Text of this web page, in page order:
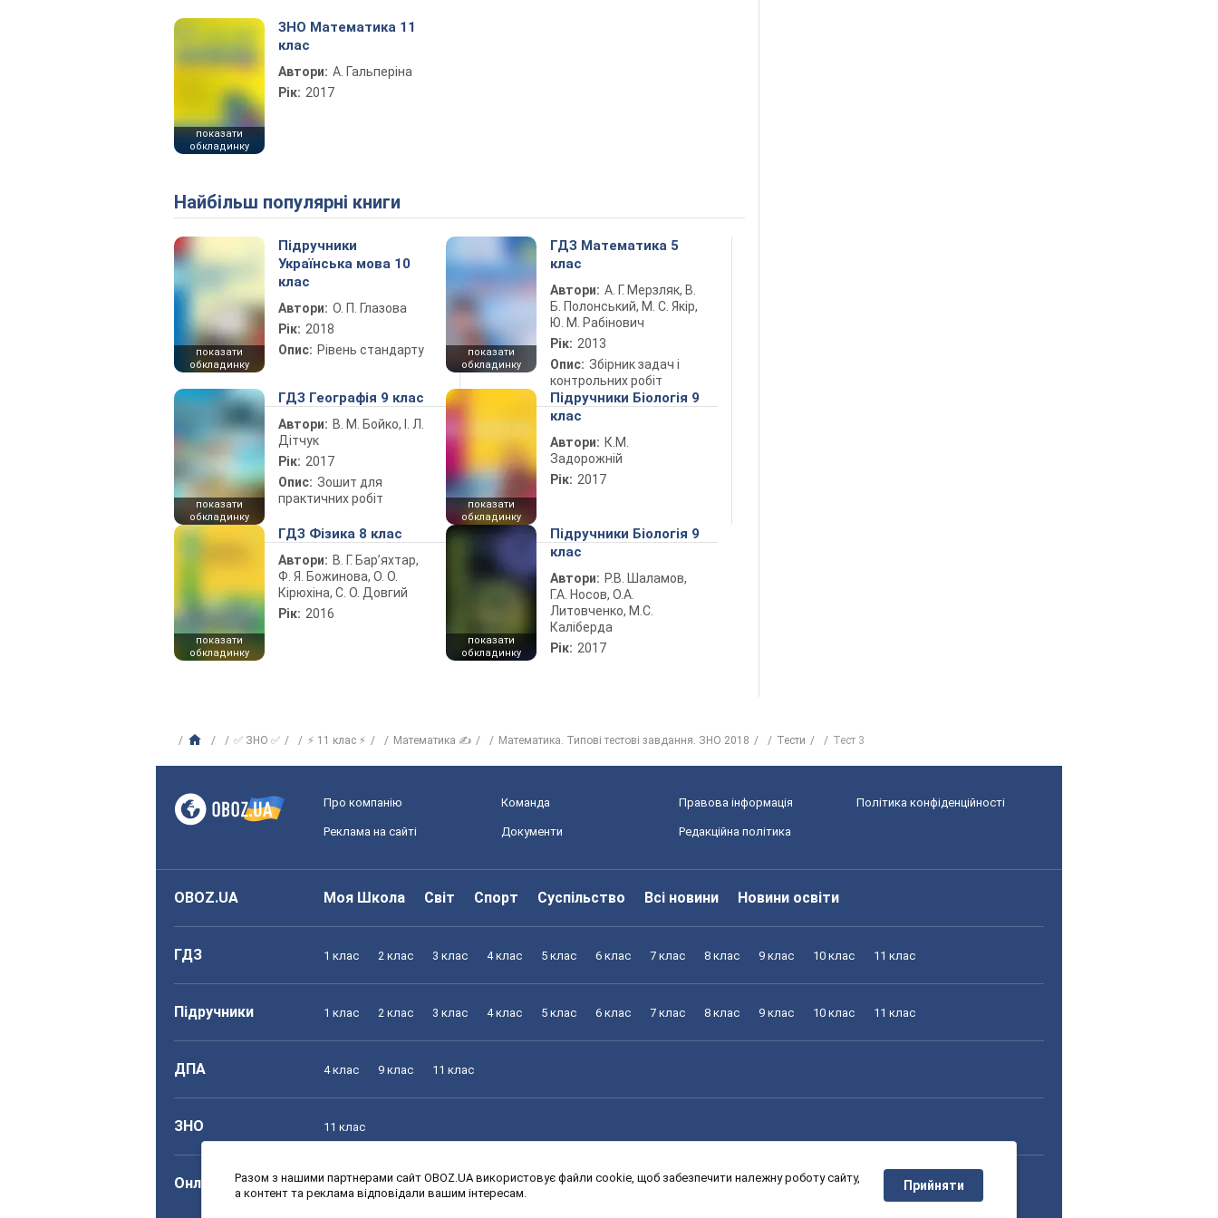
показати
обкладинку
ЗНО Математика 11
клас
Автори: А. Гальперіна
Рік: 2017
Найбільш популярні книги
показати
обкладинку
Підручники
Українська мова 10
клас
Автори: О. П. Глазова
Рік: 2018
Опис: Рівень стандарту
показати
обкладинку
ГДЗ Математика 5
клас
Автори: А. Г. Мерзляк, В.
Б. Полонський, М. С. Якір,
Ю. М. Рабінович
Рік: 2013
Опис: Збірник задач і
контрольних робіт
показати
обкладинку
ГДЗ Географія 9 клас
Автори: В. М. Бойко, І. Л.
Дітчук
Рік: 2017
Опис: Зошит для
практичних робіт
показати
обкладинку
Підручники Біологія 9
клас
Автори: К.М.
Задорожній
Рік: 2017
показати
обкладинку
ГДЗ Фізика 8 клас
Автори: В. Г. Бар’яхтар,
Ф. Я. Божинова, О. О.
Кірюхіна, С. О. Довгий
Рік: 2016
показати
обкладинку
Підручники Біологія 9
клас
Автори: Р.В. Шаламов,
Г.А. Носов, О.А.
Литовченко, М.С.
Каліберда
Рік: 2017
✅ ЗНО ✅ ⚡ 11 клас ⚡ Математика ✍ Математика. Типові тестові завдання. ЗНО 2018 Тести Тест 3
Про компанію Команда Правова інформація Політика конфіденційності
Реклама на сайті Документи Редакційна політика
OBOZ.UA Моя Школа Світ Спорт Суспільство Всі новини Новини освіти
ГДЗ 1 клас 2 клас 3 клас 4 клас 5 клас 6 клас 7 клас 8 клас 9 клас 10 клас 11 клас
Підручники 1 клас 2 клас 3 клас 4 клас 5 клас 6 клас 7 клас 8 клас 9 клас 10 клас 11 клас
ДПА 4 клас 9 клас 11 клас
ЗНО 11 клас
Онлайн уроки 1 клас 2 клас 3 клас 4 клас 5 клас 6 клас 7 клас 8 клас 9 клас 10 клас 11 клас
Разом з нашими партнерами сайт OBOZ.UA використовує файли cookie, щоб забезпечити належну роботу сайту,
а контент та реклама відповідали вашим інтересам.
Прийняти